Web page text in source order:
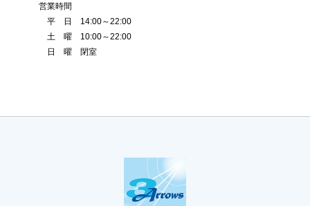
営業時間
平 日 14:00～22:00
土 曜 10:00～22:00
日 曜 閉室